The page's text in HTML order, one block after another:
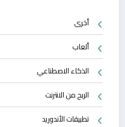
أخرى
ألعاب
الذكاء الاصطناعي
الربح من الانترنت
تطبيقات الأندوريد